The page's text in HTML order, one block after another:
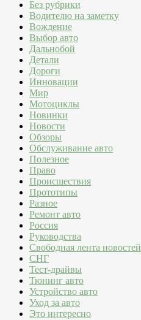
Без рубрики
Водителю на заметку
Вождение
Выбор авто
Дальнобой
Детали
Дороги
Инновации
Мир
Мотоциклы
Новинки
Новости
Обзоры
Обслуживание авто
Полезное
Право
Происшествия
Прототипы
Разное
Ремонт авто
Россия
Руководства
Свободная лента новостей
СНГ
Тест-драйвы
Тюнинг авто
Устройство авто
Уход за авто
Это интересно